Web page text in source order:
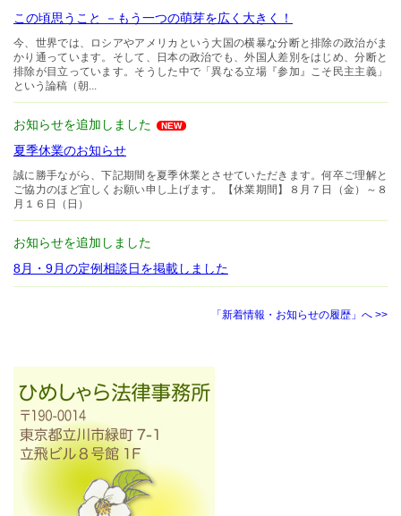
この頃思うこと －もう一つの萌芽を広く大きく！
今、世界では、ロシアやアメリカという大国の横暴な分断と排除の政治がま
かり通っています。そして、日本の政治でも、外国人差別をはじめ、分断と
排除が目立っています。そうした中で「異なる立場『参加』こそ民主主義」
という論稿（朝...
お知らせを追加しました NEW
夏季休業のお知らせ
誠に勝手ながら、下記期間を夏季休業とさせていただきます。何卒ご理解と
ご協力のほど宜しくお願い申し上げます。【休業期間】８月７日（金）～８
月１６日（日）
お知らせを追加しました
8月・9月の定例相談日を掲載しました
「新着情報・お知らせの履歴」へ >>